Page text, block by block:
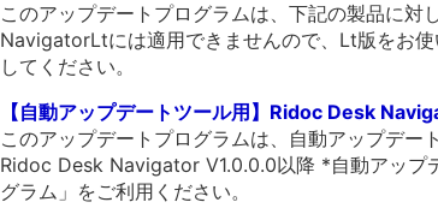
このアップデートプログラムは、下記の製品に
NavigatorLtには適用できませんので、Lt版をお
してください。
【自動アップデートツール用】Ridoc Desk
このアップデートプログラムは、自動アップデ
Ridoc Desk Navigator V1.0.0.0以降 *自動アップ
グラム」をご利用ください。